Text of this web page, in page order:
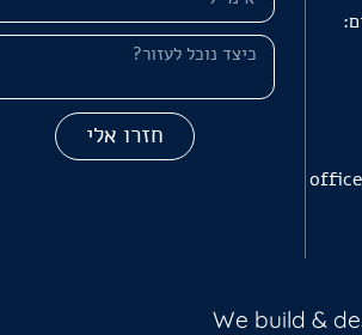
חזרו אלי
We build &